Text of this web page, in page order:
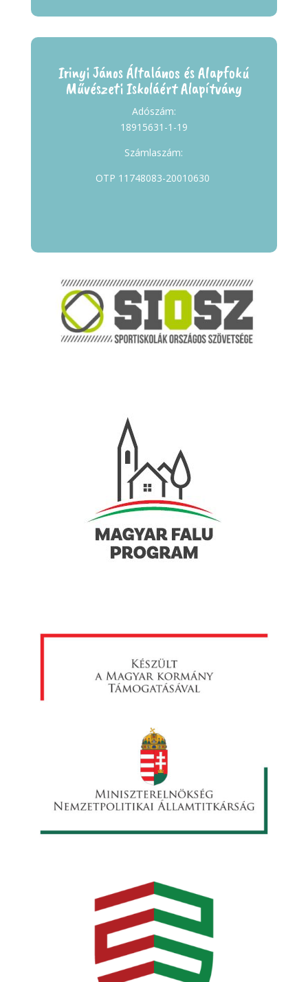
Irinyi János Általános és Alapfokú
Művészeti Iskoláért Alapítvány
Adószám:
18915631-1-19
Számlaszám:
OTP 11748083-20010630